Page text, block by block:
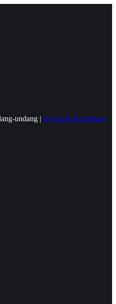
undang | Syarat & Ketentuan